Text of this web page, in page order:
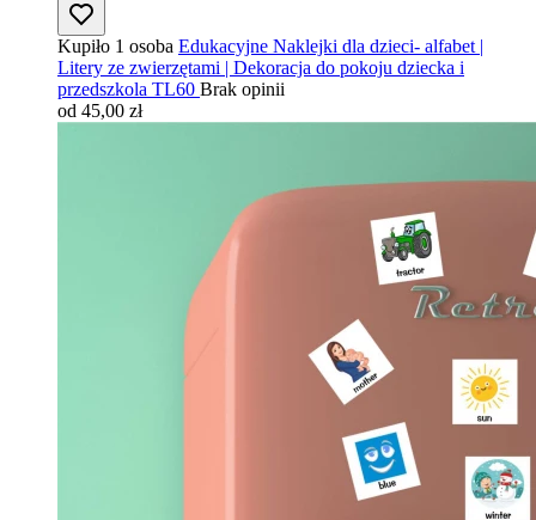
Kupiło 1 osoba Edukacyjne Naklejki dla dzieci- alfabet |
Litery ze zwierzętami | Dekoracja do pokoju dziecka i
przedszkola TL60 Brak opinii
od 45,00 zł